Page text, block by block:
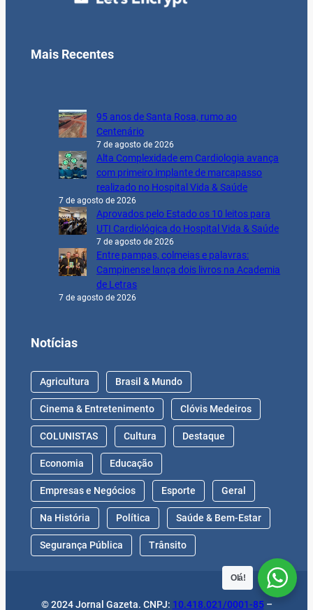
Mais Recentes
95 anos de Santa Rosa, rumo ao
Centenário
7 de agosto de 2026
Alta Complexidade em Cardiologia avança
com primeiro implante de marcapasso
realizado no Hospital Vida & Saúde
7 de agosto de 2026
Aprovados pelo Estado os 10 leitos para
UTI Cardiológica do Hospital Vida & Saúde
7 de agosto de 2026
Entre pampas, colmeias e palavras:
Campinense lança dois livros na Academia
de Letras
7 de agosto de 2026
Notícias
Agricultura Brasil & Mundo
Cinema & Entretenimento Clóvis Medeiros
COLUNISTAS Cultura Destaque
Economia Educação
Empresas e Negócios Esporte Geral
Na História Política Saúde & Bem-Estar
Segurança Pública Trânsito
© 2024 Jornal Gazeta. CNPJ: 10.418.021/0001-85–
Olá!